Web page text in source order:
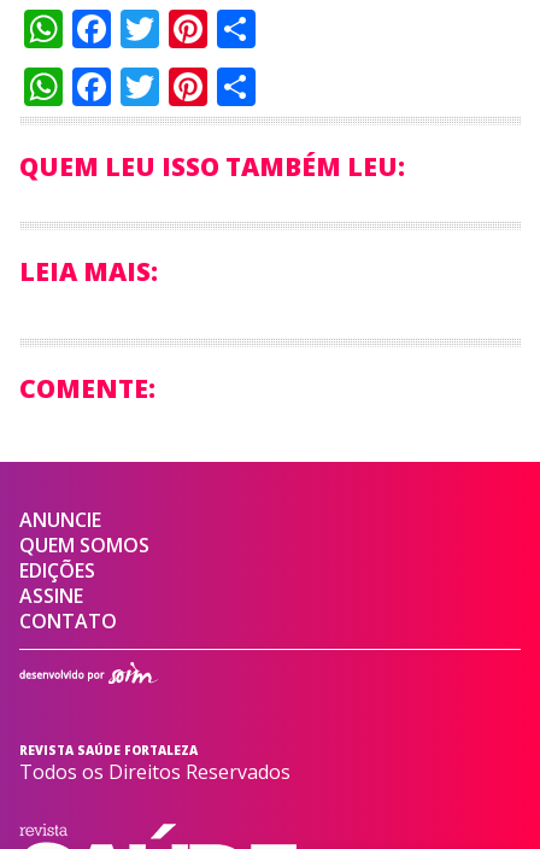
WhatsApp
Facebook
Twitter
Pinterest
Compartilhar
WhatsApp
Facebook
Twitter
Pinterest
Compartilhar
QUEM LEU ISSO TAMBÉM LEU:
LEIA MAIS:
COMENTE:
ANUNCIE
QUEM SOMOS
EDIÇÕES
ASSINE
CONTATO
REVISTA SAÚDE FORTALEZA
Todos os Direitos Reservados